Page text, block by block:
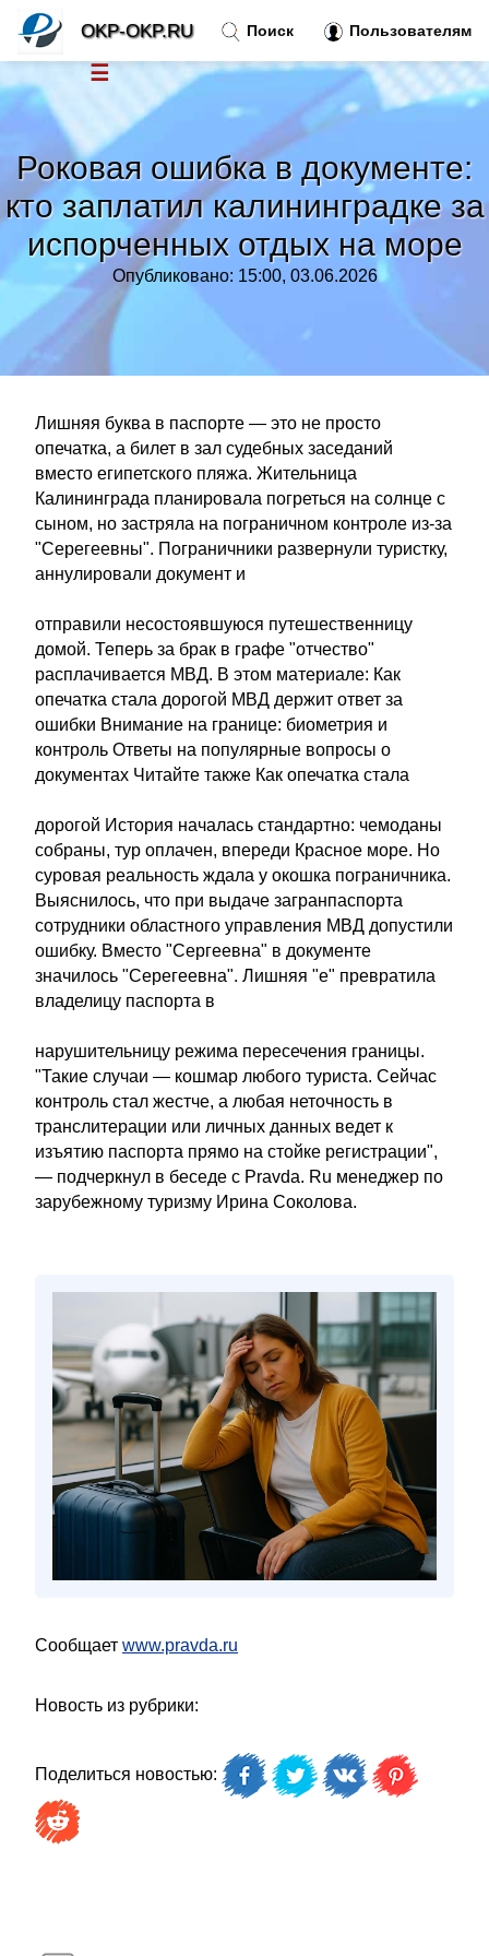
Роковая ошибка в документе:
кто заплатил калининградке за
испорченных отдых на море
Опубликовано: 15:00, 03.06.2026
Лишняя буква в паспорте — это не просто
опечатка, а билет в зал судебных заседаний
вместо египетского пляжа. Жительница
Калининграда планировала погреться на солнце с
сыном, но застряла на пограничном контроле из-за
"Серегеевны". Пограничники развернули туристку,
аннулировали документ и
отправили несостоявшуюся путешественницу
домой. Теперь за брак в графе "отчество"
расплачивается МВД. В этом материале: Как
опечатка стала дорогой МВД держит ответ за
ошибки Внимание на границе: биометрия и
контроль Ответы на популярные вопросы о
документах Читайте также Как опечатка стала
дорогой История началась стандартно: чемоданы
собраны, тур оплачен, впереди Красное море. Но
суровая реальность ждала у окошка пограничника.
Выяснилось, что при выдаче загранпаспорта
сотрудники областного управления МВД допустили
ошибку. Вместо "Сергеевна" в документе
значилось "Серегеевна". Лишняя "е" превратила
владелицу паспорта в
нарушительницу режима пересечения границы.
"Такие случаи — кошмар любого туриста. Сейчас
контроль стал жестче, а любая неточность в
транслитерации или личных данных ведет к
изъятию паспорта прямо на стойке регистрации",
— подчеркнул в беседе с Pravda. Ru менеджер по
зарубежному туризму Ирина Соколова.
Сообщает www.pravda.ru
Новость из рубрики:
Поделиться новостью:
Поиск Пользователям
OKP-OKP.RU
☰
Новости
Тренды новостей
Рубрики»
Правила »
Контакт»